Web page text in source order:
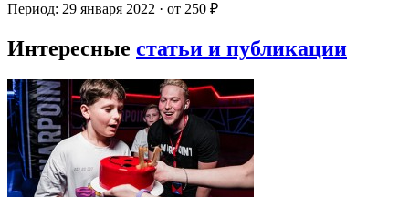
Период: 29 января 2022 · от 250 ₽
Интересные статьи и публикации